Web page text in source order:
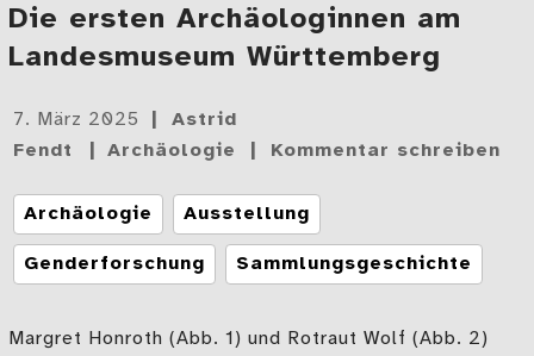
Die ersten Archäologinnen am
Landesmuseum Württemberg
Gepostet
am
7. März 2025
Astrid
Fendt
Archäologie Kommentar schreiben
Tags
Archäologie Ausstellung
Genderforschung Sammlungsgeschichte
Margret Honroth (Abb. 1) und Rotraut Wolf (Abb. 2)